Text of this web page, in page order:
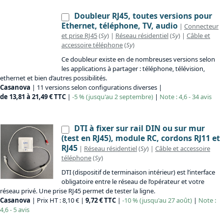
Doubleur RJ45, toutes versions pour
Ethernet, téléphone, TV, audio | Connecteur
et prise RJ45(Sy) | Réseau résidentiel(Sy) | Câble et
accessoire téléphone(Sy)
Ce doubleur existe en de nombreuses versions selon
les applications à partager : téléphone, télévision,
ethernet et bien d’autres possibilités.
Casanova | 11 versions selon configurations diverses |
de 13,81 à 21,49 € TTC | -5 % (jusqu'au 2 septembre) | Note : 4,6 - 34 avis
DTI à fixer sur rail DIN ou sur mur
(test en RJ45), module RC, cordons RJ11 et
RJ45 | Réseau résidentiel(Sy) | Câble et accessoire
téléphone(Sy)
DTI (dispositif de terminaison intérieur) est l’interface
obligatoire entre le réseau de l’opérateur et votre
réseau privé. Une prise RJ45 permet de tester la ligne.
Casanova | Prix HT : 8,10 € | 9,72 € TTC | -10 % (jusqu'au 27 août) | Note :
4,6 - 5 avis